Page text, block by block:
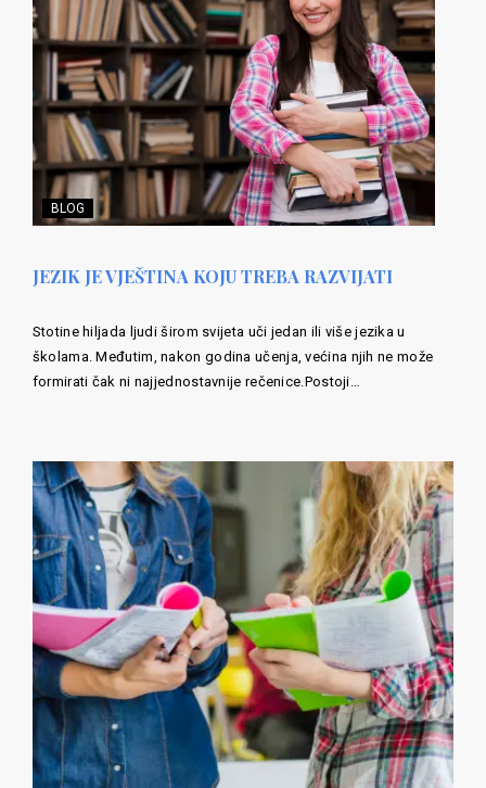
BLOG
JEZIK JE VJEŠTINA KOJU TREBA RAZVIJATI
Stotine hiljada ljudi širom svijeta uči jedan ili više jezika u
školama. Međutim, nakon godina učenja, većina njih ne može
formirati čak ni najjednostavnije rečenice.Postoji…